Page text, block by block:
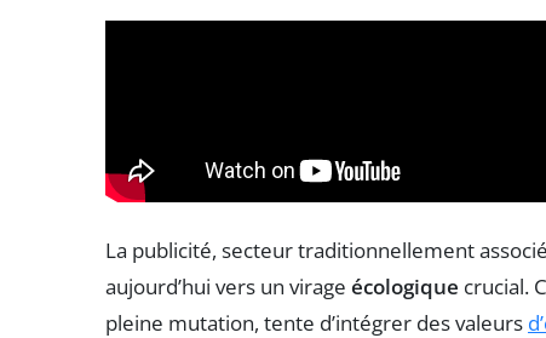
La publicité, secteur traditionnellement
aujourd’hui vers un virage écologique crucial.
pleine mutation, tente d’intégrer des valeurs